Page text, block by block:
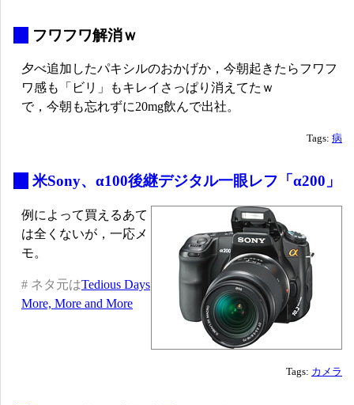
フワフワ解消ｗ
夕べ追加したパキシルのおかげか，今朝起きたらフワフ
ワ感も「ビリ」もキレイさっぱり消えてたｗ
で，今朝も忘れずに20mg飲んで出社。
Tags: 病
米Sony、α100後継デジタル一眼レフ「α200」
例によって買えるあて
は全くないが，一応メ
モ。
# ネタ元はTedious Days
More, More and More
Tags: カメラ